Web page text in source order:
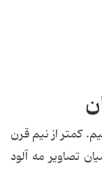
کمتر از نيم قرن
تصاوير مه آلود